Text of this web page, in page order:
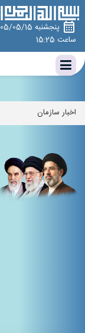
وزارت آموزش و پرورش ،
پژوهش،چارت سازمانی
پنجشنبه 1405/
ساعت 15:25
اخبار سازمان